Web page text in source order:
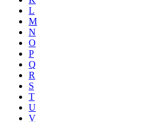
L
M
N
O
P
Q
R
S
T
U
V